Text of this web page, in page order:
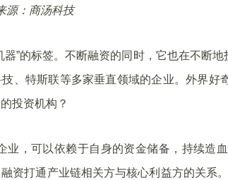
源：商汤科技
器”的标签。不断融资的同时，它也在不断
、特斯联等多家垂直领域的企业。外界好
投资机构？
业，可以依赖于自身的资金储备，持续造
资打通产业链相关方与核心利益方的关系